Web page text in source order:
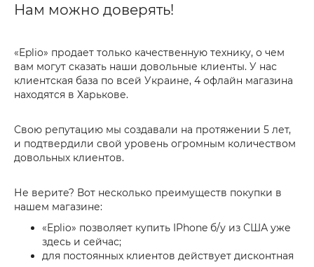
Нам можно доверять!
«Eplio» продает только качественную технику, о чем
вам могут сказать наши довольные клиенты. У нас
клиентская база по всей Украине, 4 офлайн магазина
находятся в Харькове.
Свою репутацию мы создавали на протяжении 5 лет,
и подтвердили свой уровень огромным количеством
довольных клиентов.
Не верите? Вот несколько преимуществ покупки в
нашем магазине:
«Eplio» позволяет купить IPhone б/у из США уже
здесь и сейчас;
для постоянных клиентов действует дисконтная